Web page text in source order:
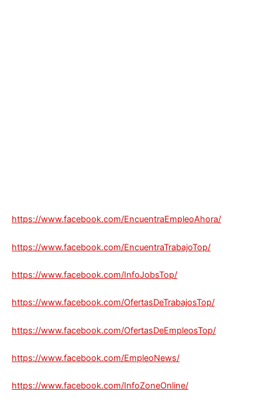
https://www.facebook.com/EncuentraEmpleoAhora/
https://www.facebook.com/EncuentraTrabajoTop/
https://www.facebook.com/InfoJobsTop/
https://www.facebook.com/OfertasDeTrabajosTop/
https://www.facebook.com/OfertasDeEmpleosTop/
https://www.facebook.com/EmpleoNews/
https://www.facebook.com/InfoZoneOnline/